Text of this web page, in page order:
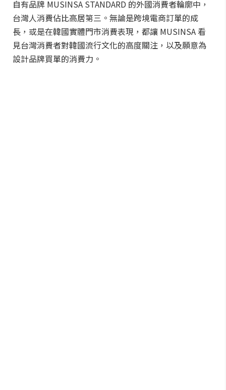
自有品牌 MUSINSA STANDARD 的外國消費者輪廓中，
台灣人消費佔比高居第三。無論是跨境電商訂單的成
長，或是在韓國實體門市消費表現，都讓 MUSINSA 看
見台灣消費者對韓國流行文化的高度關注，以及願意為
設計品牌買單的消費力。